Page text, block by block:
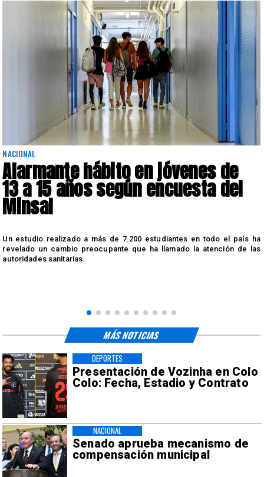
NACIONAL
Alarmante hábito en jóvenes de
13 a 15 años según encuesta del
Minsal
Un estudio realizado a más de 7.200 estudiantes en todo el país ha
revelado un cambio preocupante que ha llamado la atención de las
autoridades sanitarias.
Presentación de Vozinha en Colo
Colo: Fecha, Estadio y Contrato
DEPORTES
Senado aprueba mecanismo de
compensación municipal
NACIONAL
MÁS NOTICIAS